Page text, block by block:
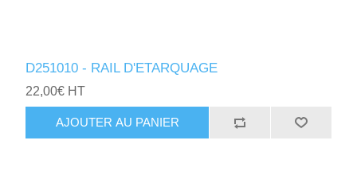
D251010 - RAIL D'ETARQUAGE
22,00€ HT
AJOUTER AU PANIER